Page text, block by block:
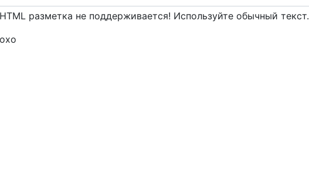
HTML разметка не поддерживается! Используйте обычный текст.